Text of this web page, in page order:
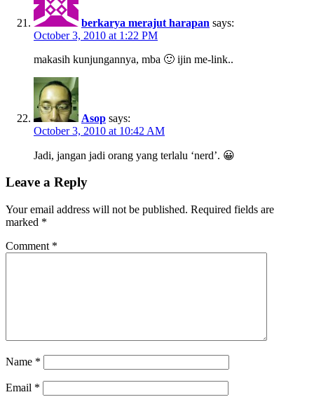
berkarya merajut harapan says:
October 3, 2010 at 1:22 PM
makasih kunjungannya, mba 🙂 ijin me-link..
Asop says:
October 3, 2010 at 10:42 AM
Jadi, jangan jadi orang yang terlalu ‘nerd’. 😀
Leave a Reply
Your email address will not be published. Required fields are
marked *
Comment *
Name *
Email *